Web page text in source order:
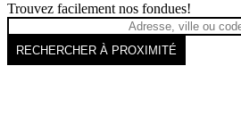
Trouvez facilement nos fondues!